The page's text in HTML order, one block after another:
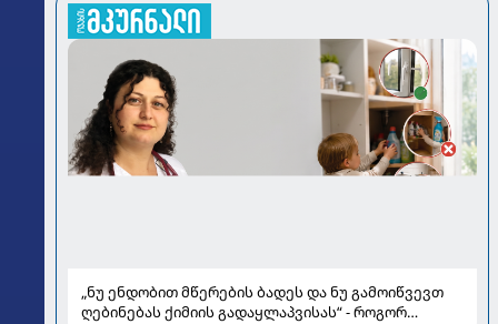
„ნუ ენდობით მწერების ბადეს და ნუ გამოიწვევთ
ღებინებას ქიმიის გადაყლაპვისას“ - როგორ